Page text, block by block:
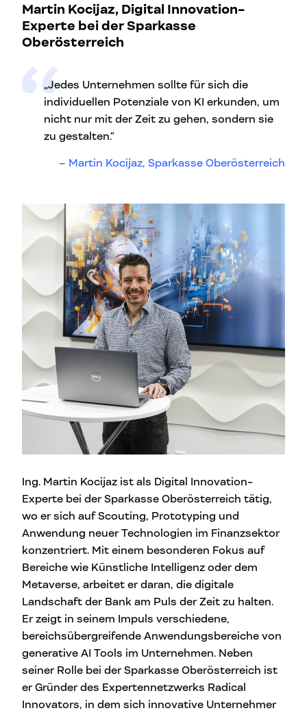
Martin Kocijaz, Digital Innovation-
Experte bei der Sparkasse
Oberösterreich
„Jedes Unternehmen sollte für sich die
individuellen Potenziale von KI erkunden, um
nicht nur mit der Zeit zu gehen, sondern sie
zu gestalten.“
Martin Kocijaz, Sparkasse Oberösterreich
Ing. Martin Kocijaz ist als Digital Innovation-
Experte bei der Sparkasse Oberösterreich tätig,
wo er sich auf Scouting, Prototyping und
Anwendung neuer Technologien im Finanzsektor
konzentriert. Mit einem besonderen Fokus auf
Bereiche wie Künstliche Intelligenz oder dem
Metaverse, arbeitet er daran, die digitale
Landschaft der Bank am Puls der Zeit zu halten.
Er zeigt in seinem Impuls verschiedene,
bereichsübergreifende Anwendungsbereiche von
generative AI Tools im Unternehmen. Neben
seiner Rolle bei der Sparkasse Oberösterreich ist
er Gründer des Expertennetzwerks Radical
Innovators, in dem sich innovative Unternehmer